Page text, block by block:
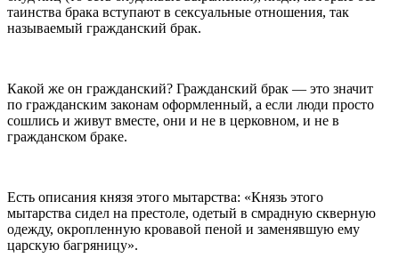
таинства брака вступают в сексуальные отношения, так
называемый гражданский брак.
Какой же он гражданский? Гражданский брак — это значит
по гражданским законам оформленный, а если люди просто
сошлись и живут вместе, они и не в церковном, и не в
гражданском браке.
Есть описания князя этого мытарства: «Князь этого
мытарства сидел на престоле, одетый в смрадную скверную
одежду, окропленную кровавой пеной и заменявшую ему
царскую багряницу».